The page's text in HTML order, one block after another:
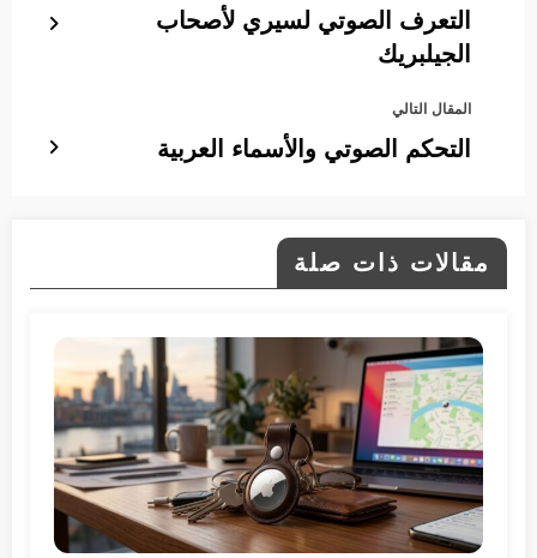
التعرف الصوتي لسيري لأصحاب
الجيلبريك
المقال التالي
التحكم الصوتي والأسماء العربية
مقالات ذات صلة